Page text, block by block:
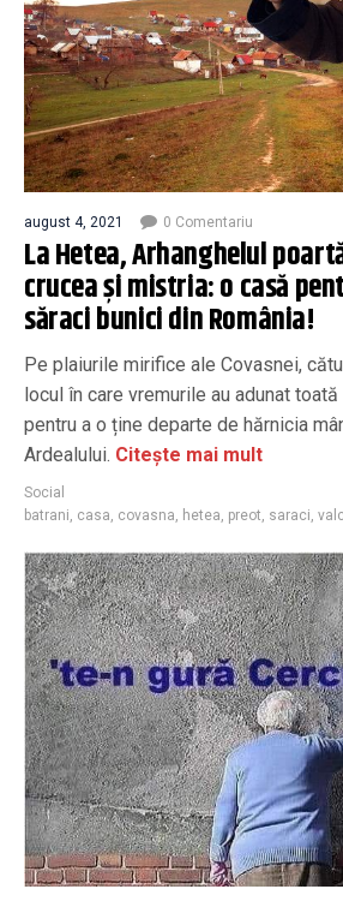
august 4, 2021 0 Comentariu
La Hetea, Arhanghelul
crucea și mistria: o casă
săraci bunici din România!
Pe plaiurile mirifice ale Covasnei,
locul în care vremurile au adunat
pentru a o ține departe de hărnicia
Ardealului. Citește mai mult
Social
batrani, casa, covasna, hetea, preot, saraci,